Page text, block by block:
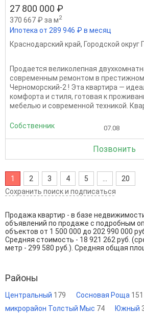
27 800 000 ₽
370 667 ₽ за м2
Ипотека от 289 946 ₽ в месяц
Краснодарский край, Городской округ
Продается великолепная
современным ремонтом в
Черноморский-2 ! Эта квартира —
комфорта и стиля, готовая к
мебелью и современной техникой.
Собственник 07.08
Позвонить
1 2 3 4 5
20
Сохранить поиск и подписаться
Продажа квартир - в базе
объявлений по продаже с подробным
объектов от 1 500 000 до 202 990 000
Средняя стоимость - 18 921 262 руб.
метр - 299 580 руб.). Средняя общая
Районы
Центральный 179 Сосновая Роща 151
микрорайон Толстый Мыс 74 Южный